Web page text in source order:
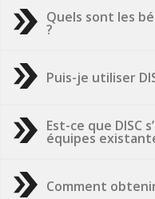
Quels sont les
?
Puis-je utiliser
Est-ce que DISC
équipes
Comment